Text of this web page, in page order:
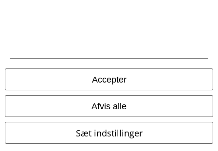
Accepter
Afvis alle
Sæt indstillinger
Salgs-, medlems- & leveringsbetingelser
Persondatapolitik
Bortskaffelse af affald og miljøbeskyttelse